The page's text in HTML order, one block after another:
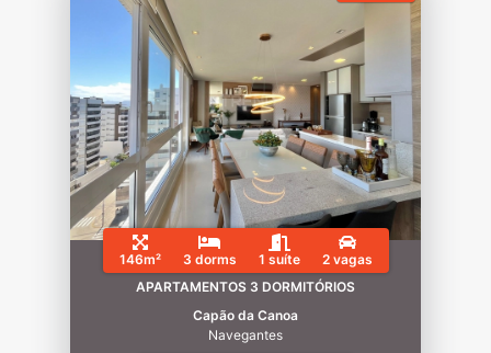
146m² 3 dorms 1 suíte
2 vagas
APARTAMENTOS 3 DORMITÓRIOS
Capão da Canoa
Navegantes